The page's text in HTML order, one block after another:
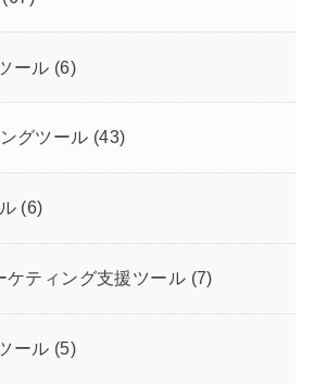
ール (6)
グツール (43)
(6)
ケティング支援ツール (7)
ール (5)